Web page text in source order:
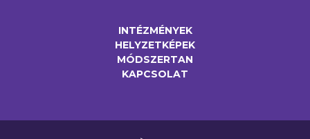
INTÉZMÉNYEK
HELYZETKÉPEK
MÓDSZERTAN
KAPCSOLAT